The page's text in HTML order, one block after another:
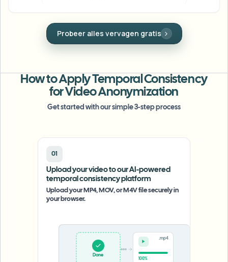
Batch video vervagen
Verwerk veel video’s in één keer
Hoge doorvoer pipelines
Alles vervagen
API & SDK
Uploads, taken en webhooks automatiseren
Contactformulier
Video-intelligentie
Achtergrondverwijdering in bulk
Gezicht vervagen
Bescherm identiteiten met een zuiver
gezichtsmasker in één klik.
Probeer achtergrond vervagen gratis
How to Apply Temporal Consistency
for Video Anonymization
Get started with our simple 3-step process
01
Upload your video to our AI-powered
temporal consistency platform
Upload your MP4, MOV, or M4V file securely in
your browser.
Upload
0%
.mp4